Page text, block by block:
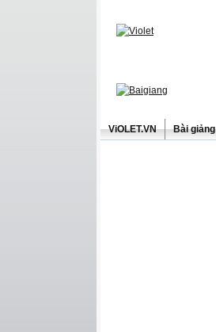
ViOLET.VN Bài giảng